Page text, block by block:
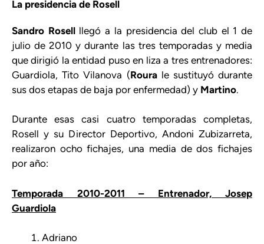
La presidencia de Rosell
Sandro Rosellllegó a la presidencia del club el 1 de
julio de 2010 y durante las tres temporadas y media
que dirigió la entidad puso en liza a tres entrenadores:
Guardiola, Tito Vilanova (Rourale sustituyó durante
sus dos etapas de baja por enfermedad) y Martino.
Durante esas casi cuatro temporadas completas,
Rosell y su Director Deportivo, Andoni Zubizarreta,
realizaron ocho fichajes, una media de dos fichajes
por año:
Temporada 2010-2011 – Entrenador, Josep
Guardiola
Adriano